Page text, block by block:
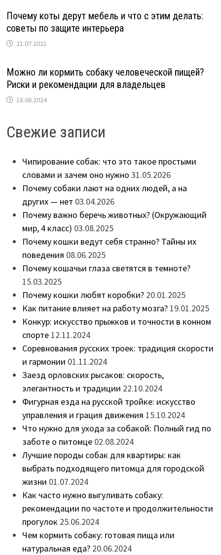
Почему коты дерут мебель и что с этим делать:
советы по защите интерьера
21.07.2021
Можно ли кормить собаку человеческой пищей?
Риски и рекомендации для владельцев
18.06.2024
Свежие записи
Чипирование собак: что это такое простыми
словами и зачем оно нужно 31.05.2026
Почему собаки лают на одних людей, а на
других — нет 03.04.2026
Почему важно беречь животных? (Окружающий
мир, 4 класс) 03.08.2025
Почему кошки ведут себя странно? Тайны их
поведения 08.06.2025
Почему кошачьи глаза светятся в темноте?
15.03.2025
Почему кошки любят коробки? 20.01.2025
Как питание влияет на работу мозга? 19.01.2025
Конкур: искусство прыжков и точности в конном
спорте 12.11.2024
Соревнования русских троек: традиция скорости
и гармонии 01.11.2024
Заезд орловских рысаков: скорость,
элегантность и традиции 22.10.2024
Фигурная езда на русской тройке: искусство
управления и грация движения 15.10.2024
Что нужно для ухода за собакой: Полный гид по
заботе о питомце 02.08.2024
Лучшие породы собак для квартиры: как
выбрать подходящего питомца для городской
жизни 01.07.2024
Как часто нужно выгуливать собаку:
рекомендации по частоте и продолжительности
прогулок 25.06.2024
Чем кормить собаку: готовая пища или
натуральная еда? 20.06.2024